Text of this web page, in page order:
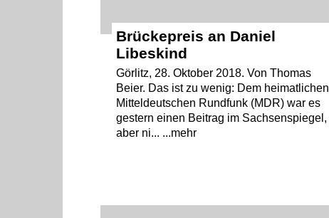
Brückepreis an Daniel
Libeskind
Görlitz, 28. Oktober 2018. Von Thomas
Beier. Das ist zu wenig: Dem heimatlichen
Mitteldeutschen Rundfunk (MDR) war es
gestern einen Beitrag im Sachsenspiegel,
aber ni... ...mehr